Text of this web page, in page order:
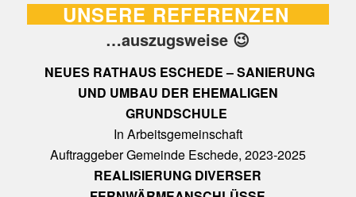
UNSERE REFERENZEN
…auszugsweise 😉
NEUES RATHAUS ESCHEDE – SANIERUNG
UND UMBAU DER EHEMALIGEN
GRUNDSCHULE
In Arbeitsgemeinschaft
Auftraggeber Gemeinde Eschede, 2023-2025
REALISIERUNG DIVERSER